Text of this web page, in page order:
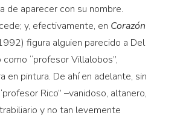
de aparecer con su nombre.
y, efectivamente, en Corazón
figura alguien parecido a Del
“profesor Villalobos”,
en pintura. De ahí en adelante, sin
Rico” –vanidoso, altanero,
y no tan levemente